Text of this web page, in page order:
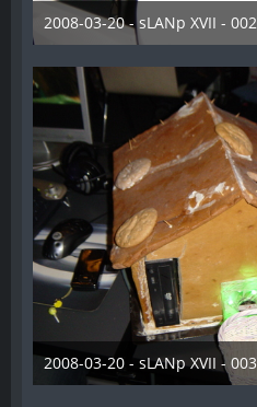
2008-03-20 - sLANp XVII - 002
28. Dezember 2012
2008-03-20 - sLANp XVII - 003
28. Dezember 2012